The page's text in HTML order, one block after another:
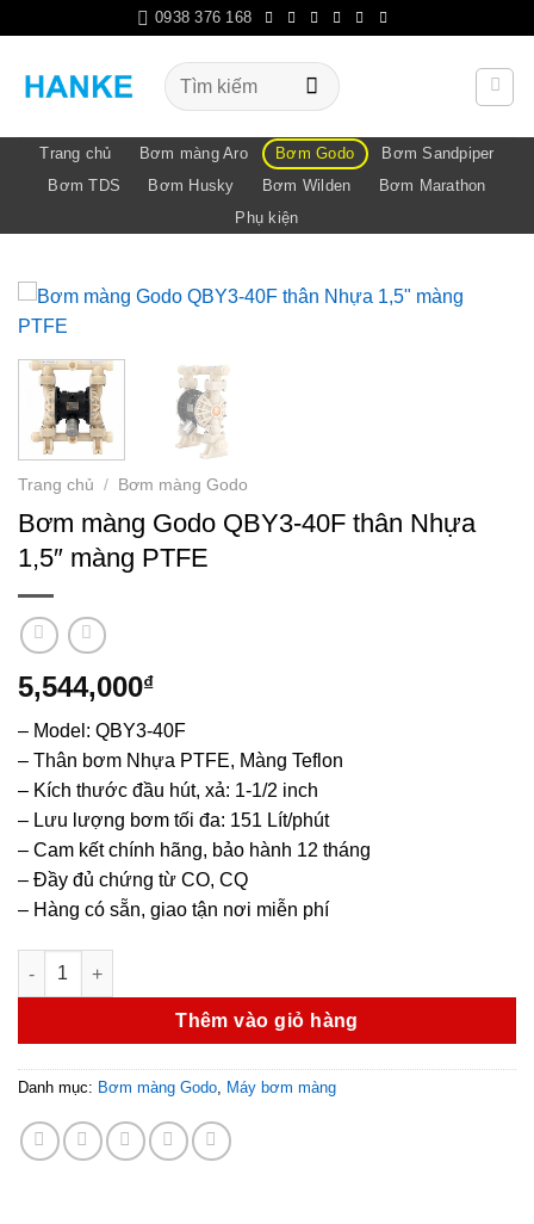
dung
0938 376 168
Tìm
kiếm:
Trang chủ Bơm màng Aro Bơm Godo
Bơm Sandpiper
Bơm TDS
Bơm Husky Bơm Wilden
Bơm Marathon
Phụ kiện
Trang chủ / Bơm màng Godo
Bơm màng Godo QBY3-40F thân Nhựa
1,5″ màng PTFE
5,544,000₫
– Model: QBY3-40F
– Thân bơm Nhựa PTFE, Màng Teflon
– Kích thước đầu hút, xả: 1-1/2 inch
– Lưu lượng bơm tối đa: 151 Lít/phút
– Cam kết chính hãng, bảo hành 12 tháng
– Đầy đủ chứng từ CO, CQ
– Hàng có sẵn, giao tận nơi miễn phí
Bơm màng Godo QBY3-40F thân Nhựa 1,5" màng PTFE số
Thêm vào giỏ hàng
Danh mục: Bơm màng Godo, Máy bơm màng